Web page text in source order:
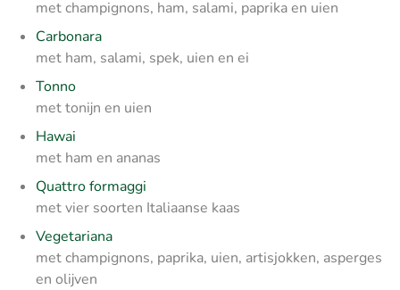
met champignons, ham, salami, paprika en uien
Carbonara
met ham, salami, spek, uien en ei
Tonno
met tonijn en uien
Hawai
met ham en ananas
Quattro formaggi
met vier soorten Italiaanse kaas
Vegetariana
met champignons, paprika, uien, artisjokken, asperges
en olijven